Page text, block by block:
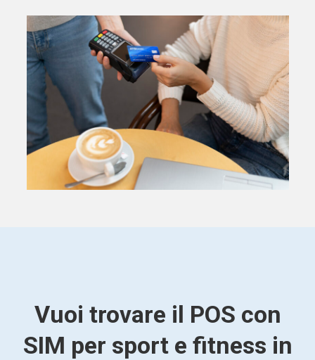
Vuoi trovare il POS con
SIM per sport e fitness in